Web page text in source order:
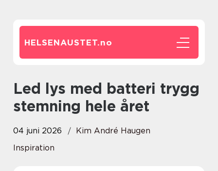
HELSENAUSTET.no
Led lys med batteri trygg
stemning hele året
04 juni 2026
Kim André Haugen
Inspiration